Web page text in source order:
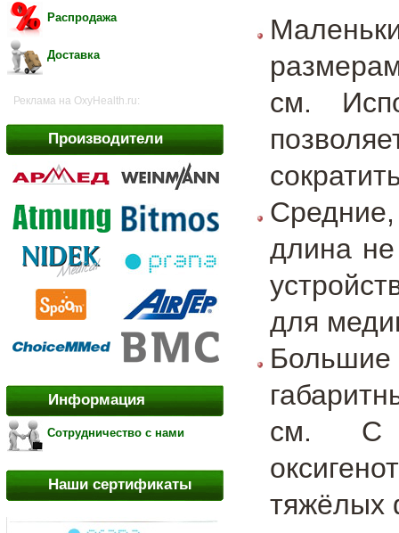
Распродажа
Доставка
Реклама на OxyHealth.ru:
Производители
Информация
Сотрудничество с нами
Наши сертификаты
см.
длина
для
см. С
тяжёлых